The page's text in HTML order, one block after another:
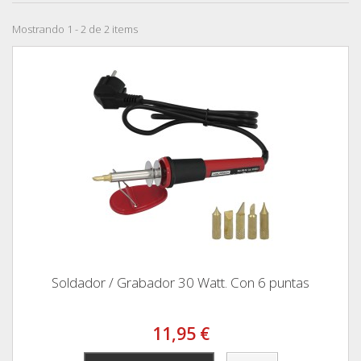
Mostrando 1 - 2 de 2 items
Soldador / Grabador 30 Watt. Con 6 puntas
11,95 €